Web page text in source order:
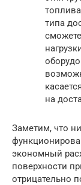
типа
на
Заметим, что
экономный
поверхности
отрицательно